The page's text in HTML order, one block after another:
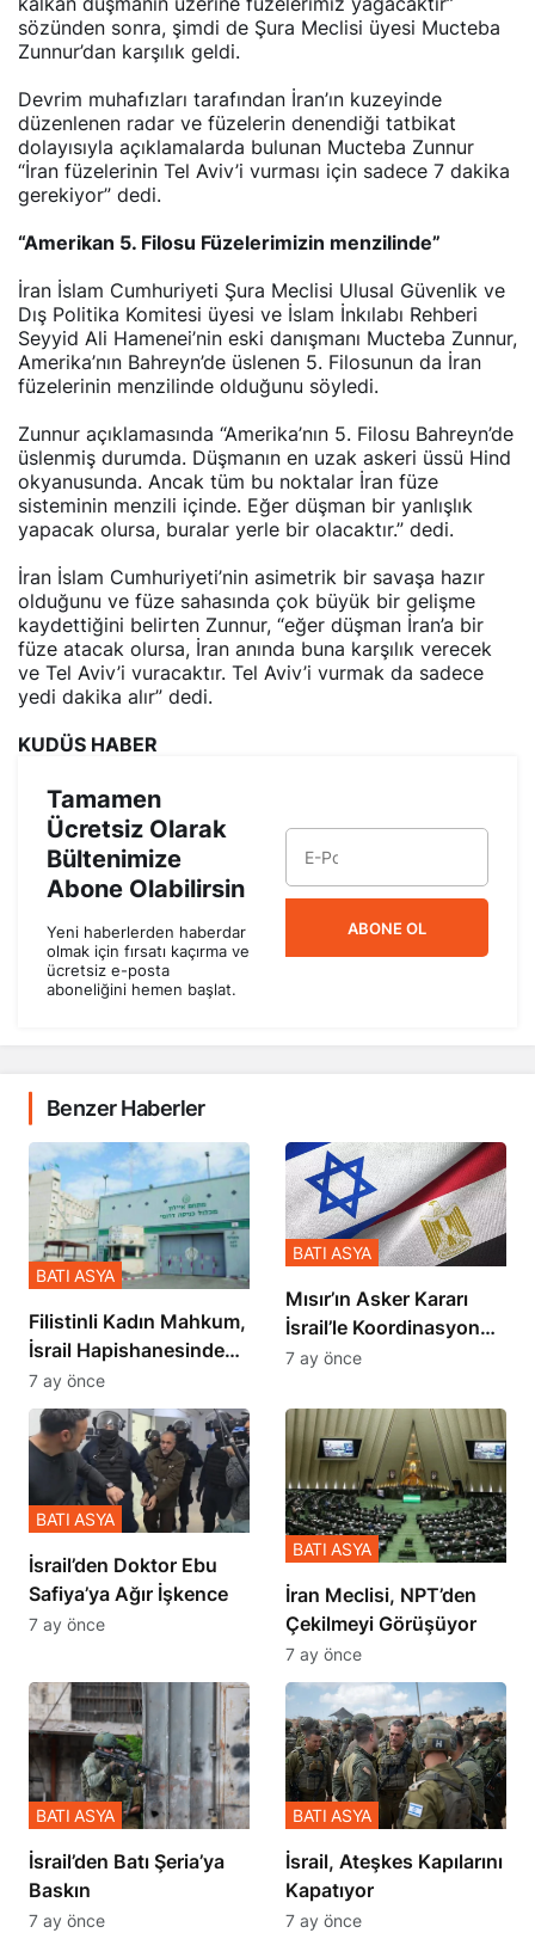
sözünden sonra, şimdi de Şura Meclisi üyesi Mucteba
Zunnur’dan karşılık geldi.
Devrim muhafızları tarafından İran’ın kuzeyinde
düzenlenen radar ve füzelerin denendiği tatbikat
dolayısıyla açıklamalarda bulunan Mucteba Zunnur
“İran füzelerinin Tel Aviv’i vurması için sadece 7 dakika
gerekiyor” dedi.
“Amerikan 5. Filosu Füzelerimizin menzilinde”
İran İslam Cumhuriyeti Şura Meclisi Ulusal Güvenlik ve
Dış Politika Komitesi üyesi ve İslam İnkılabı Rehberi
Seyyid Ali Hamenei’nin eski danışmanı Mucteba Zunnur,
Amerika’nın Bahreyn’de üslenen 5. Filosunun da İran
füzelerinin menzilinde olduğunu söyledi.
Zunnur açıklamasında “Amerika’nın 5. Filosu Bahreyn’de
üslenmiş durumda. Düşmanın en uzak askeri üssü Hind
okyanusunda. Ancak tüm bu noktalar İran füze
sisteminin menzili içinde. Eğer düşman bir yanlışlık
yapacak olursa, buralar yerle bir olacaktır.” dedi.
İran İslam Cumhuriyeti’nin asimetrik bir savaşa hazır
olduğunu ve füze sahasında çok büyük bir gelişme
kaydettiğini belirten Zunnur, “eğer düşman İran’a bir
füze atacak olursa, İran anında buna karşılık verecek
ve Tel Aviv’i vuracaktır. Tel Aviv’i vurmak da sadece
yedi dakika alır” dedi.
KUDÜS HABER
Tamamen
Ücretsiz Olarak
Bültenimize
Abone Olabilirsin
Yeni haberlerden haberdar
olmak için fırsatı kaçırma ve
ücretsiz e-posta
aboneliğini hemen başlat.
ABONE OL
Benzer Haberler
Filistinli Kadın Mahkum,
İsrail Hapishanesindeki
Zulmü Anlattı
BATI ASYA
7 ay önce
Mısır’ın Asker Kararı
İsrail’le Koordinasyon
İçinde Gerçekleşmiş
BATI ASYA
7 ay önce
İsrail’den Doktor Ebu
Safiya’ya Ağır İşkence
BATI ASYA
7 ay önce
İran Meclisi, NPT’den
Çekilmeyi Görüşüyor
BATI ASYA
7 ay önce
​​​​​​​İsrail’den Batı Şeria’ya
Baskın
BATI ASYA
7 ay önce
İsrail, Ateşkes Kapılarını
Kapatıyor
BATI ASYA
7 ay önce